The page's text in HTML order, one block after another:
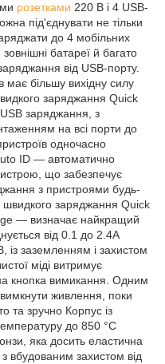
розетками 220 В і 4 USB-
під'єднувати не тільки
до 4 мобільних
зовнішні батареї й багато
від USB-порту.
має більшу вихідну силу
заряджання Quick
заряджання, з
на всі порти до
одночасно
ID — автоматично
що забезпечує
з пристроями будь-
швидкого заряджання Quick
— визначає найкращий
від 0.1 до 2.4A
із заземленням і захистом
міді витримує
кнопка вимикання. Одним
живлення, поки
та зручно Корпус із
до 850 °C
яка досить еластична
з вбудованим захистом від